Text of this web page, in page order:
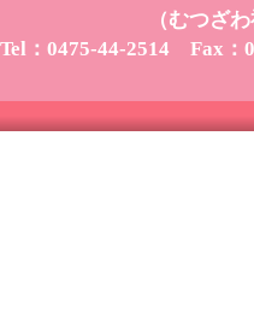
（むつざわ福祉交
Tel：0475-44-2514 Fax：